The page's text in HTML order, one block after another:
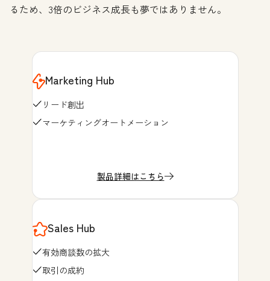
るため、3倍のビジネス成長も夢ではありません。
Marketing Hub
リード創出
マーケティングオートメーション
製品詳細はこちら
Sales Hub
有効商談数の拡大
取引の成約